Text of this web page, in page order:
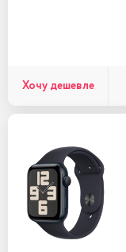
Хочу дешевле